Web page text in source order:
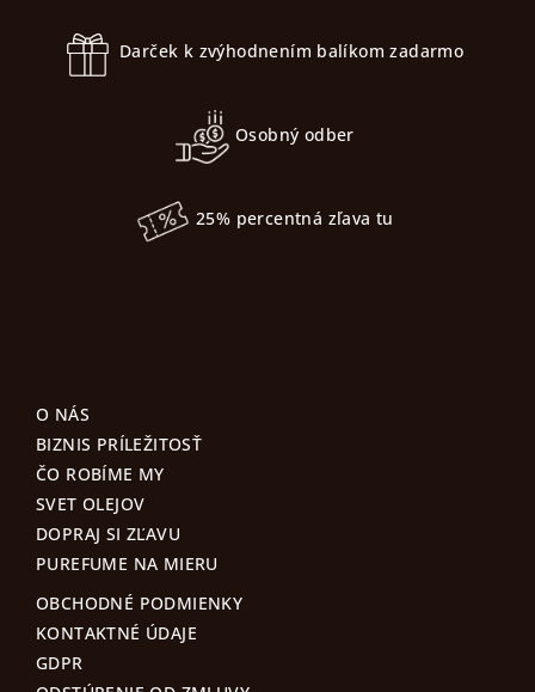
Darček k zvýhodnením balíkom zadarmo
Osobný odber
25% percentná zľava tu
O NÁS
BIZNIS PRÍLEŽITOSŤ
ČO ROBÍME MY
SVET OLEJOV
DOPRAJ SI ZĽAVU
PUREFUME NA MIERU
OBCHODNÉ PODMIENKY
KONTAKTNÉ ÚDAJE
GDPR